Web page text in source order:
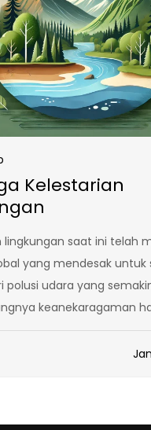
Kelestarian
lingkungan saat ini telah
yang mendesak untuk
polusi udara yang
keanekaragaman